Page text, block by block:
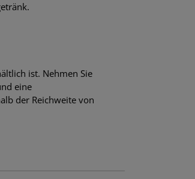
ist. Nehmen Sie
eine
der Reichweite von